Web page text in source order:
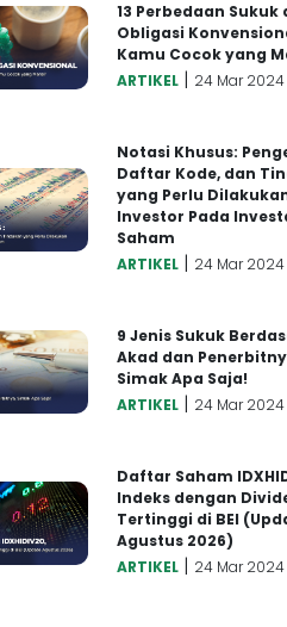
13 Perbedaan Sukuk
Obligasi
Kamu Cocok yang
ARTIKEL | 24 Mar 2024
Notasi Khusus:
Daftar Kode, dan
yang Perlu
Investor Pada
Saham
ARTIKEL | 24 Mar 2024
9 Jenis Sukuk
Akad dan
Simak Apa Saja!
ARTIKEL | 24 Mar 2024
Daftar Saham
Indeks dengan
Tertinggi di BEI
Agustus 2026)
ARTIKEL | 24 Mar 2024